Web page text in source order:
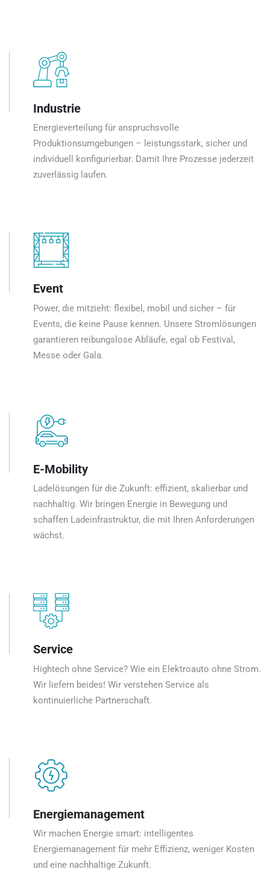
Industrie
Energieverteilung für anspruchsvolle
Produktionsumgebungen – leistungsstark, sicher und
individuell konfigurierbar. Damit Ihre Prozesse jederzeit
zuverlässig laufen.
Event
Power, die mitzieht: flexibel, mobil und sicher – für
Events, die keine Pause kennen. Unsere Stromlösungen
garantieren reibungslose Abläufe, egal ob Festival,
Messe oder Gala.
E-Mobility
Ladelösungen für die Zukunft: effizient, skalierbar und
nachhaltig. Wir bringen Energie in Bewegung und
schaffen Ladeinfrastruktur, die mit Ihren Anforderungen
wächst.
Service
Hightech ohne Service? Wie ein Elektroauto ohne Strom.
Wir liefern beides! Wir verstehen Service als
kontinuierliche Partnerschaft.
Energiemanagement
Wir machen Energie smart: intelligentes
Energiemanagement für mehr Effizienz, weniger Kosten
und eine nachhaltige Zukunft.